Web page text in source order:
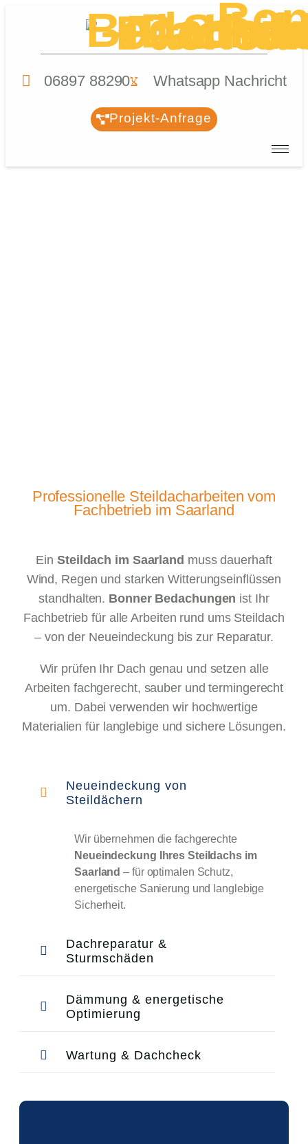
06897 88290 Whatsapp Nachricht
Projekt-Anfrage
Professionelle Steildacharbeiten vom
Fachbetrieb im Saarland
EinSteildach im Saarland muss dauerhaft
Wind, Regen und starken Witterungseinflüssen
standhalten. Bonner Bedachungen ist Ihr
Fachbetrieb für alle Arbeiten rund ums Steildach
– von der Neueindeckung bis zur Reparatur.
Wir prüfen Ihr Dach genau und setzen alle
Arbeiten fachgerecht, sauber und termingerecht
um. Dabei verwenden wir hochwertige
Materialien für langlebige und sichere Lösungen.
Neueindeckung von
Steildächern
Wir übernehmen die fachgerechte
Neueindeckung Ihres Steildachs im
Saarland – für optimalen Schutz,
energetische Sanierung und langlebige
Sicherheit.
Dachreparatur &
Sturmschäden
Dämmung & energetische
Optimierung
Wartung & Dachcheck